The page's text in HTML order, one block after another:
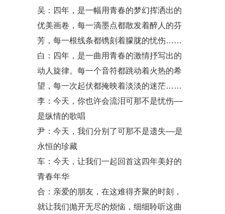
吴：四年，是一幅用青春的梦幻挥洒出的
优美画卷，每一滴墨点都散发着醉人的芬
芳，每一根线条都镌刻着朦胧的忧伤……
白：四年，是一曲用青春的激情抒写出的
动人旋律。每一个音符都跳动着火热的希
望，每一次起伏都掩映着淡淡的迷茫……
李：今天，你也许会流泪可那不是忧伤––
是纵情的歌唱
尹：今天，我们分别了可那不是遗失––是
永恒的珍藏
车：今天，让我们一起回首这四年美好的
青春年华
合：亲爱的朋友，在这难得齐聚的时刻，
就让我们抛开无尽的烦恼，细细聆听这曲